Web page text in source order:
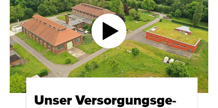
Unser Ver­sor­gungs­ge­